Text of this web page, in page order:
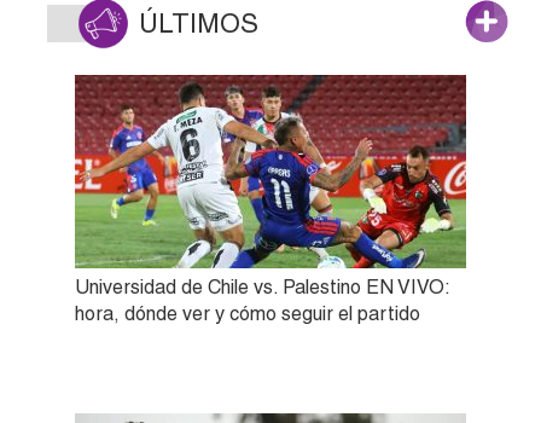
ÚLTIMOS
Universidad de Chile vs. Palestino EN VIVO:
hora, dónde ver y cómo seguir el partido